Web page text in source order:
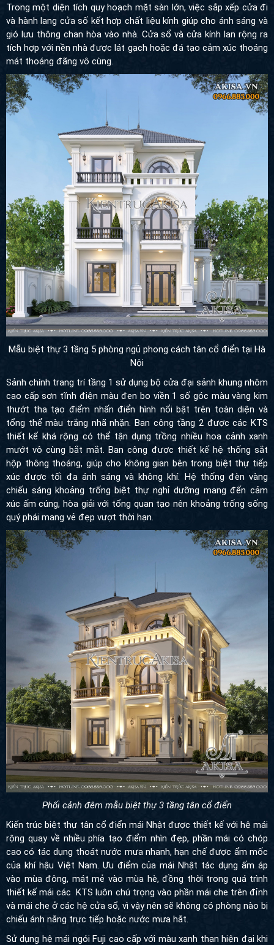
Trong một diện tích quy hoạch mặt sàn lớn, việc sắp xếp cửa đi
và hành lang cửa số kết hợp chất liệu kính giúp cho ánh sáng và
gió lưu thông chan hòa vào nhà. Cửa sổ và cửa kính lan rộng ra
tích hợp với nền nhà được lát gạch hoặc đá tạo cảm xúc thoáng
mát thoáng đãng vô cùng.
Mẫu biệt thự 3 tầng 5 phòng ngủ phong cách tân cổ điển tại Hà
Nội
Sảnh chính trang trí tầng 1 sử dụng bộ cửa đại sảnh khung nhôm
cao cấp sơn tĩnh điện màu đen bo viền 1 số góc màu vàng kim
thướt tha tạo điểm nhấn điển hình nổi bật trên toàn diện và
tổng thể màu trắng nhã nhặn. Ban công tầng 2 được các KTS
thiết kế khá rộng có thể tận dụng trồng nhiều hoa cảnh xanh
mướt vô cùng bắt mắt. Ban công được thiết kế hệ thống sắt
hộp thông thoáng, giúp cho không gian bên trong biệt thự tiếp
xúc được tối đa ánh sáng và không khí. Hệ thống đèn vàng
chiếu sáng khoảng trống biệt thự nghỉ dưỡng mang đến cảm
xúc ấm cúng, hòa giải với tổng quan tạo nên khoảng trống sống
quý phái mang vẻ đẹp vượt thời hạn.
Phối cảnh đêm mẫu biệt thự 3 tầng tân cổ điển
Kiến trúc biệt thự tân cổ điển mái Nhật được thiết kế với hệ mái
rộng quay về nhiều phía tạo điểm nhìn đẹp, phần mái có chóp
cao có tác dụng thoát nước mưa nhanh, hạn chế được ẩm mốc
của khí hậu Việt Nam. Ưu điểm của mái Nhật tác dụng ấm áp
vào mùa đông, mát mẻ vào mùa hè, đồng thời trong quá trình
thiết kế mái các KTS luôn chú trọng vào phần mái che trên đỉnh
và mái che ở các hệ cửa sổ, vì vậy nên sẽ không có phòng nào bị
chiếu ánh nắng trực tiếp hoặc nước mưa hắt.
Sử dụng hệ mái ngói Fuji cao cấp với màu xanh than hiện đại khi